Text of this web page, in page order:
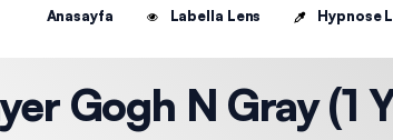
Anasayfa Labella Lens Hypnose
Gogh N Gray (1